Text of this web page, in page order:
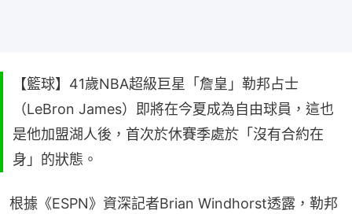
【籃球】41歲NBA超級巨星「詹皇」勒邦占士
（LeBron James）即將在今夏成為自由球員，這也
是他加盟湖人後，首次於休賽季處於「沒有合約在
身」的狀態。
根據《ESPN》資深記者Brian Windhorst透露，勒邦